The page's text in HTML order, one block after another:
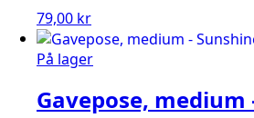
79,00 kr
På lager
Gavepose, medium